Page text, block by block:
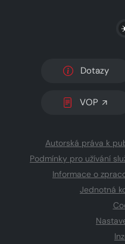
Dotazy
VOP
Autorská práva k
Podmínky pro užívání
Informace o
Jednotná